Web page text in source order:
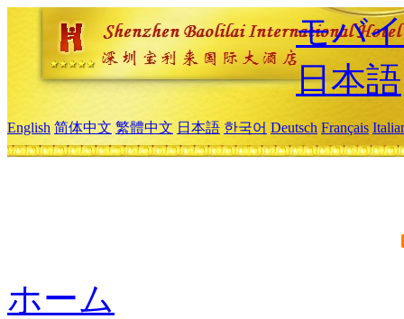
モバ
日本語
English 简体中文 繁體中文 日本語 한국어 Deutsch Français
ホーム